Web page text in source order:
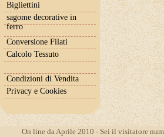
Bigliettini
sagome decorative in
ferro
Conversione Filati
Calcolo Tessuto
Condizioni di Vendita
Privacy e Cookies
On line da Aprile 2010 - Sei il visitatore